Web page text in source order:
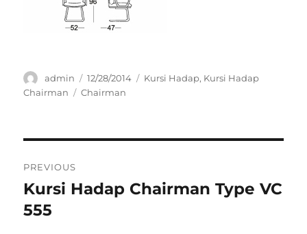
Author
admin
Posted
on
12/28/2014 Categories
Kursi Hadap, Kursi Hadap
Chairman
Tags
Chairman
navigation
PREVIOUS
Previous
post:
Kursi Hadap Chairman Type VC
555